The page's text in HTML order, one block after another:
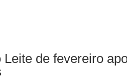
Leite de fevereiro